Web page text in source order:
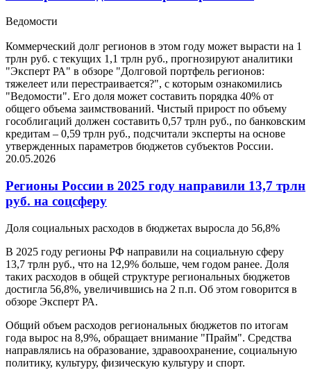
Ведомости
Коммерческий долг регионов в этом году может вырасти на 1
трлн руб. с текущих 1,1 трлн руб., прогнозируют аналитики
"Эксперт РА" в обзоре "Долговой портфель регионов:
тяжелеет или перестраивается?", с которым ознакомились
"Ведомости". Его доля может составить порядка 40% от
общего объема заимствований. Чистый прирост по объему
гособлигаций должен составить 0,57 трлн руб., по банковским
кредитам – 0,59 трлн руб., подсчитали эксперты на основе
утвержденных параметров бюджетов субъектов России.
20.05.2026
Регионы России в 2025 году направили 13,7 трлн
руб. на соцсферу
Доля социальных расходов в бюджетах выросла до 56,8%
В 2025 году регионы РФ направили на социальную сферу
13,7 трлн руб., что на 12,9% больше, чем годом ранее. Доля
таких расходов в общей структуре региональных бюджетов
достигла 56,8%, увеличившись на 2 п.п. Об этом говорится в
обзоре Эксперт РА.
Общий объем расходов региональных бюджетов по итогам
года вырос на 8,9%, обращает внимание "Прайм". Средства
направлялись на образование, здравоохранение, социальную
политику, культуру, физическую культуру и спорт.